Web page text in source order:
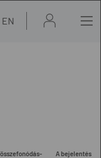
EN
A bejelentés